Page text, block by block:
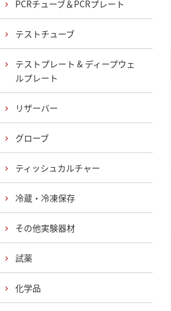
PCRチューブ＆PCRプレート
テストチューブ
テストプレート & ディープウェ
ルプレート
リザーバー
グローブ
ティッシュカルチャー
冷蔵・冷凍保存
その他実験器材
試薬
化学品